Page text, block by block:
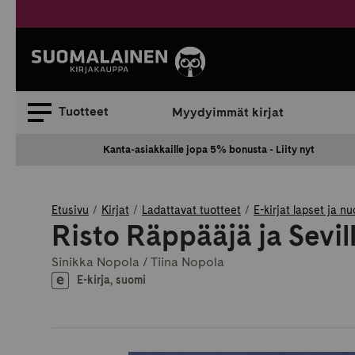
sisältöön
Tuotteet Myydyimmät kirjat
Kanta-asiakkaille jopa 5% bonusta - Liity nyt
Etusivu Kirjat Ladattavat tuotteet E-kirjat lapset ja
Risto Räppääjä ja
Sinikka Nopola / Tiina Nopola
E-kirja, suomi